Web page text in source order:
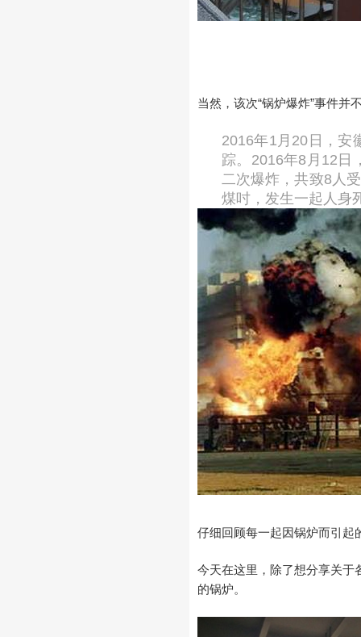
当然，该次“锅炉爆炸”事件并
2016年1月20日，安
踪。 2016年8月12日
二次爆炸，共致8人
煤吋，发生一起人身
仔细回顾每一起因锅炉而引起
今天在这里，除了想分享关于
的锅炉。